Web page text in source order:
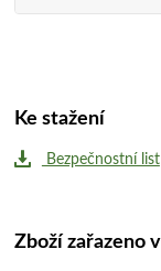
Ke stažení
Bezpečnostní list
Zboží zařazeno